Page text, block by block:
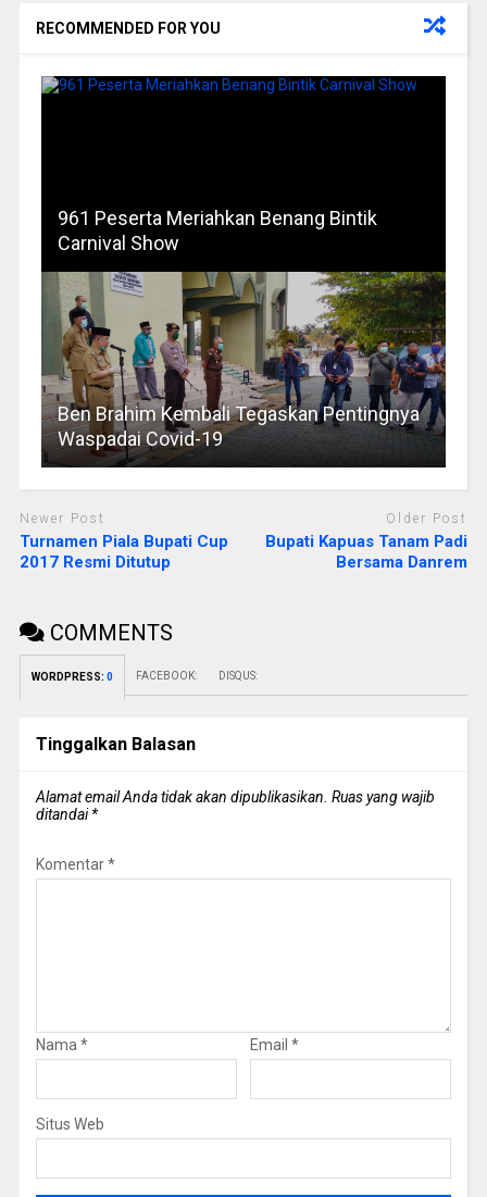
RECOMMENDED FOR YOU
961 Peserta Meriahkan Benang Bintik
Carnival Show
Ben Brahim Kembali Tegaskan Pentingnya
Waspadai Covid-19
Newer Post
Turnamen Piala Bupati Cup
2017 Resmi Ditutup
Older Post
Bupati Kapuas Tanam Padi
Bersama Danrem
COMMENTS
WORDPRESS: 0 FACEBOOK: DISQUS:
Tinggalkan Balasan
Alamat email Anda tidak akan dipublikasikan. Ruas yang wajib
ditandai*
Komentar*
Nama * Email *
Situs Web